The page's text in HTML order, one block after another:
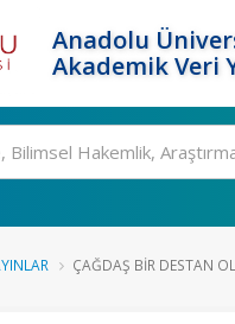
Anadolu
Akademik Veri
ÇAĞDAŞ BIR DESTAN